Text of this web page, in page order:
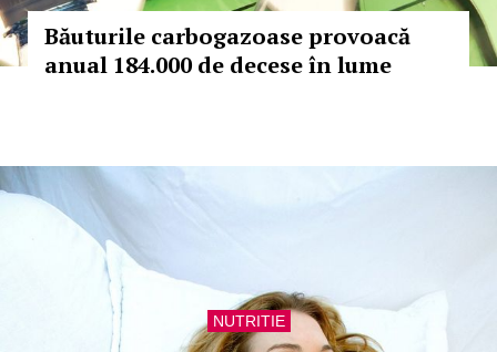
Băuturile carbogazoase provoacă
anual 184.000 de decese în lume
NUTRITIE